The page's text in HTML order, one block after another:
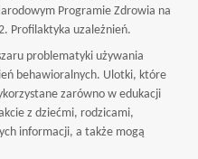
Programie Zdrowia na
Profilaktyka uzależnień.
problematyki używania
behawioralnych. Ulotki, które
zarówno w edukacji
z dziećmi, rodzicami,
informacji, a także mogą